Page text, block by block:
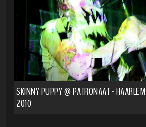
SKINNY PUPPY @ PATRONAAT -
2010